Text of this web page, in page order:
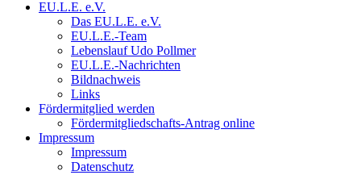
EU.L.E. e.V.
Das EU.L.E. e.V.
EU.L.E.-Team
Lebenslauf Udo Pollmer
EU.L.E.-Nachrichten
Bildnachweis
Links
Fördermitglied werden
Fördermitgliedschafts-Antrag online
Impressum
Impressum
Datenschutz